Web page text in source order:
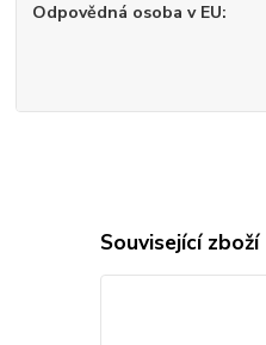
Odpovědná osoba v EU
Související zboží